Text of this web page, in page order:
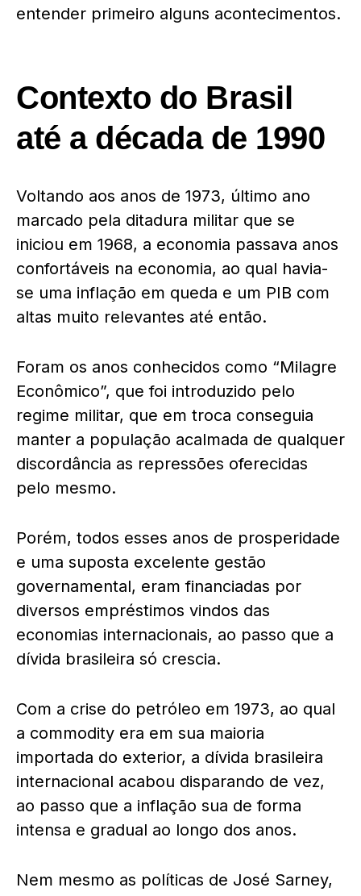
entender primeiro alguns acontecimentos.
Contexto do Brasil
até a década de 1990
Voltando aos anos de 1973, último ano
marcado pela ditadura militar que se
iniciou em 1968, a economia passava anos
confortáveis na economia, ao qual havia-
se uma inflação em queda e um PIB com
altas muito relevantes até então.
Foram os anos conhecidos como “Milagre
Econômico”, que foi introduzido pelo
regime militar, que em troca conseguia
manter a população acalmada de qualquer
discordância as repressões oferecidas
pelo mesmo.
Porém, todos esses anos de prosperidade
e uma suposta excelente gestão
governamental, eram financiadas por
diversos empréstimos vindos das
economias internacionais, ao passo que a
dívida brasileira só crescia.
Com a crise do petróleo em 1973, ao qual
a commodity era em sua maioria
importada do exterior, a dívida brasileira
internacional acabou disparando de vez,
ao passo que a inflação sua de forma
intensa e gradual ao longo dos anos.
Nem mesmo as políticas de José Sarney,